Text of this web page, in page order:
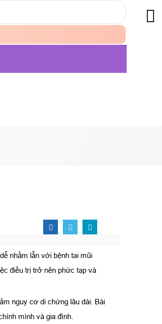
nhầm lẫn với bệnh tai mũi
điều trị trở nên phức tạp và
nguy cơ di chứng lâu dài. Bài
mình và gia đình.